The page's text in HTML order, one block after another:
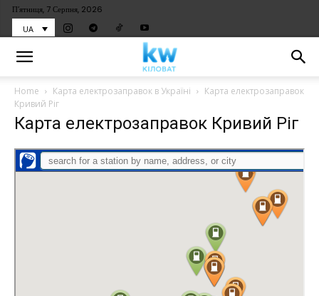
П’ятниця, 7 Серпня, 2026
UA
Home Карта електрозаправок в Україні
Карта електрозаправок
Кривий Ріг
Карта електрозаправок Кривий Ріг